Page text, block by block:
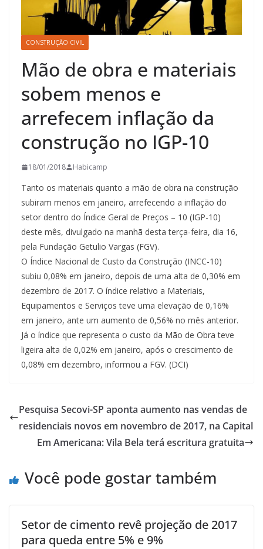
CONSTRUÇÃO CIVIL
Mão de obra e materiais
sobem menos e
arrefecem inflação da
construção no IGP-10
18/01/2018 Habicamp
Tanto os materiais quanto a mão de obra na construção
subiram menos em janeiro, arrefecendo a inflação do
setor dentro do Índice Geral de Preços – 10 (IGP-10)
deste mês, divulgado na manhã desta terça-feira, dia 16,
pela Fundação Getulio Vargas (FGV).
O Índice Nacional de Custo da Construção (INCC-10)
subiu 0,08% em janeiro, depois de uma alta de 0,30% em
dezembro de 2017. O índice relativo a Materiais,
Equipamentos e Serviços teve uma elevação de 0,16%
em janeiro, ante um aumento de 0,56% no mês anterior.
Já o índice que representa o custo da Mão de Obra teve
ligeira alta de 0,02% em janeiro, após o crescimento de
0,08% em dezembro, informou a FGV. (DCI)
Pesquisa Secovi-SP aponta aumento nas vendas de
residenciais novos em novembro de 2017, na Capital
Em Americana: Vila Bela terá escritura gratuita
Você pode gostar também
Setor de cimento revê projeção de 2017
para queda entre 5% e 9%